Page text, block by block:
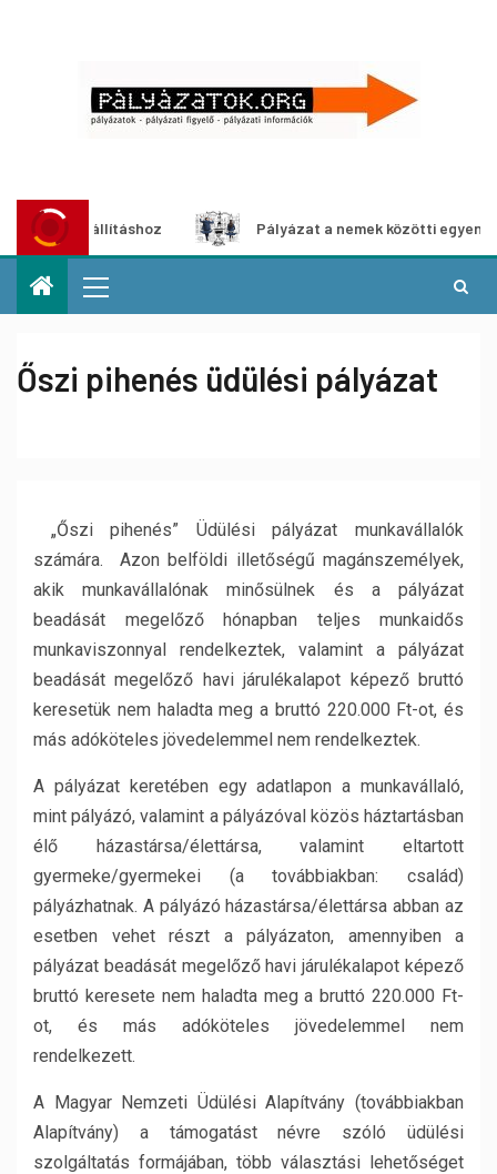
kiállításhoz Pályázat a nemek közötti egyenlőség
Őszi pihenés üdülési pályázat
„Őszi pihenés” Üdülési pályázat munkavállalók
számára. Azon belföldi illetőségű magánszemélyek,
akik munkavállalónak minősülnek és a pályázat
beadását megelőző hónapban teljes munkaidős
munkaviszonnyal rendelkeztek, valamint a pályázat
beadását megelőző havi járulékalapot képező bruttó
keresetük nem haladta meg a bruttó 220.000 Ft-ot, és
más adóköteles jövedelemmel nem rendelkeztek.
A pályázat keretében egy adatlapon a munkavállaló,
mint pályázó, valamint a pályázóval közös háztartásban
élő házastársa/élettársa, valamint eltartott
gyermeke/gyermekei (a továbbiakban: család)
pályázhatnak. A pályázó házastársa/élettársa abban az
esetben vehet részt a pályázaton, amennyiben a
pályázat beadását megelőző havi járulékalapot képező
bruttó keresete nem haladta meg a bruttó 220.000 Ft-
ot, és más adóköteles jövedelemmel nem
rendelkezett.
A Magyar Nemzeti Üdülési Alapítvány (továbbiakban
Alapítvány) a támogatást névre szóló üdülési
szolgáltatás formájában, több választási lehetőséget